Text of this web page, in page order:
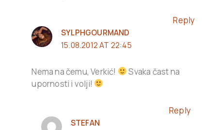
Reply
SYLPHGOURMAND
15.08.2012 AT 22:45
Nema na čemu, Verkić!
Svaka čast na
upornosti i volji!
Reply
STEFAN